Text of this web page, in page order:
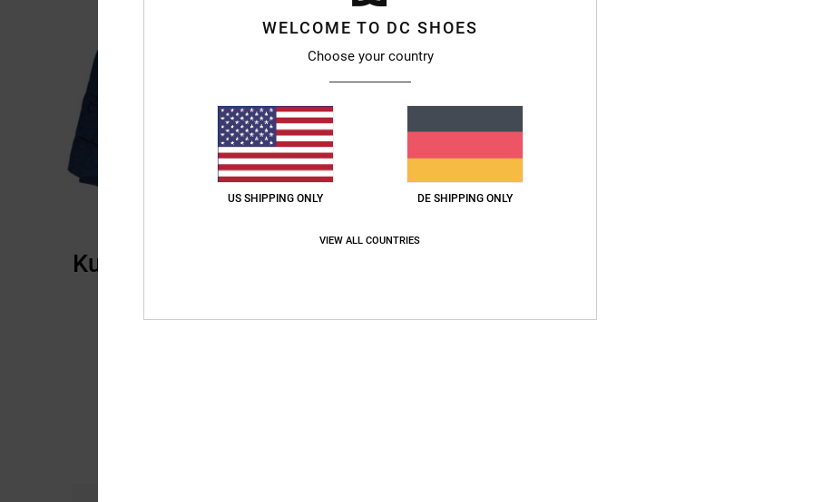
Kundenbewertungen
WELCOME TO DC SHOES
Choose your country
US SHIPPING ONLY DE SHIPPING ONLY
VIEW ALL COUNTRIES